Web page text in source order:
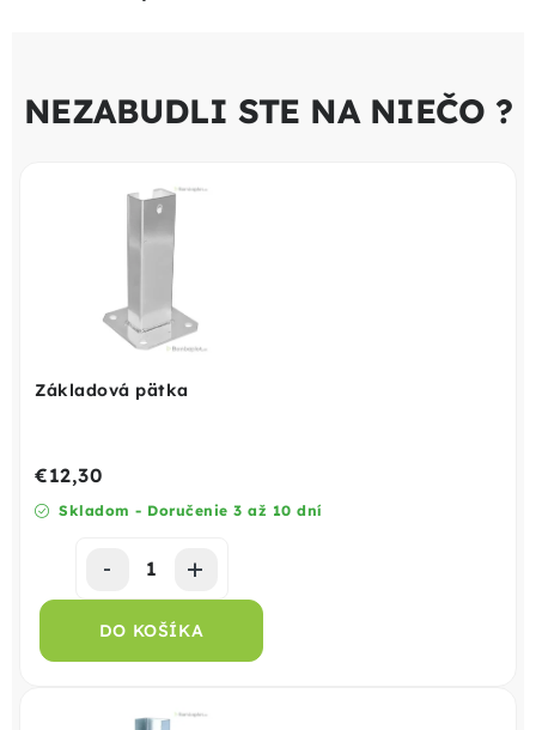
NEZABUDLI STE NA NIEČO ?
Základová pätka
Skladom - Doručenie 3 až 10 dní
€12,30
DO KOŠÍKA